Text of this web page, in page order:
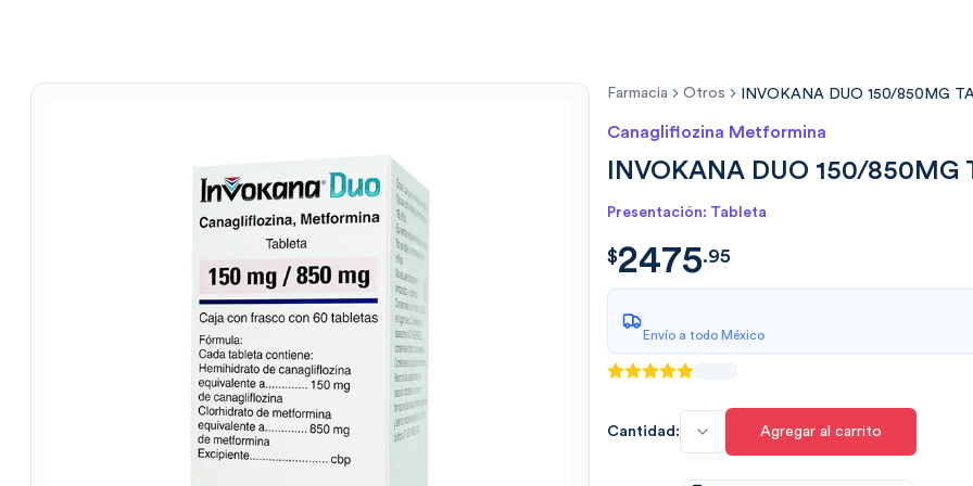
Farmacia Otros INVOKANA DUO 150/850MG
Canagliflozina Metformina
INVOKANA DUO 150/850MG
Presentación: Tableta
$2475.9546
$2475.95
Envío a todo México
Cantidad: Agregar al carrito